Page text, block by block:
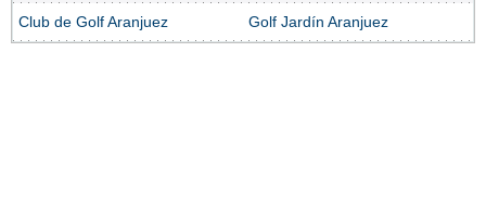
Club de Golf Aranjuez Golf Jardín Aranjuez